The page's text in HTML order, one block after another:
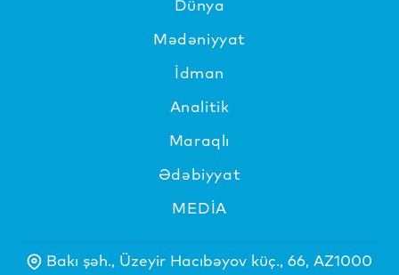
Dünya
Mədəniyyat
İdman
Analitik
Maraqlı
Ədəbiyyat
MEDİA
Bakı şəh., Üzeyir Hacıbəyov küç., 66, AZ1000